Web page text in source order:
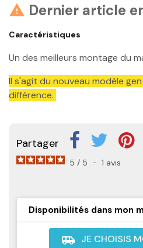
 Dernier article
Caractéristiques
Un des meilleurs montage du
Il s'agit du nouveau modèle
différence.
Partager
5 / 5 - 1 avis
Disponibilités dans mon
airport_shuttle JE CHOISIS